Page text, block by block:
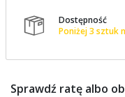

Dostępność
Poniżej 3 sztuk
Sprawdź ratę albo